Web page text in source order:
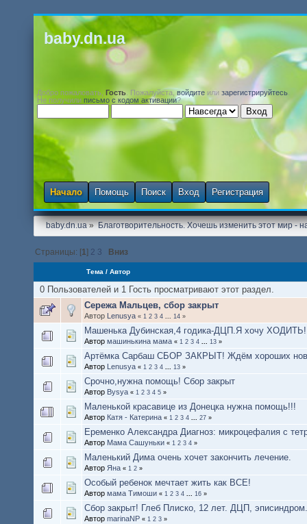
baby.dn.ua
Добро пожаловать, Гость . Пожалуйста,войдите или зарегистрируйтесь
Не получили письмо с кодом активации?
Начало Помощь Поиск Вход Регистрация
baby.dn.ua» Благотворительность. Хочешь изменить этот мир -
Страницы: [1] 2 3 Вниз
Тема / Автор
0 Пользователей и 1 Гость просматривают этот раздел.
Сережа Мальцев, сбор закрыт
Автор Lenusya « 1 2 3 4 ... 14 »
Машенька Дубинская,4 годика-ДЦП.Я хочу ХОДИТЬ!
Автор машинькина мама « 1 2 3 4 ... 13 »
Артёмка Сарбаш СБОР ЗАКРЫТ! Ждём хороших
Автор Lenusya « 1 2 3 4 ... 13 »
Срочно,нужна помощь! Сбор закрыт
Автор Bysya « 1 2 3 4 5 »
Маленькой красавице из Донецка нужна помощь!!!
Автор Катя - Катерина « 1 2 3 4 ... 27 »
Еременко Александра Диагноз: микроцефалия с
Автор Мама Сашуньки « 1 2 3 4 »
Маленький Дима очень хочет закончить лечение.
Автор Яна « 1 2 »
Особый ребенок мечтает жить как ВСЕ!
Автор мама Тимоши « 1 2 3 4 ... 16 »
Сбор закрыт! Глеб Плиско, 12 лет. ДЦП, эписиндром.
Автор marinaNP « 1 2 3 »